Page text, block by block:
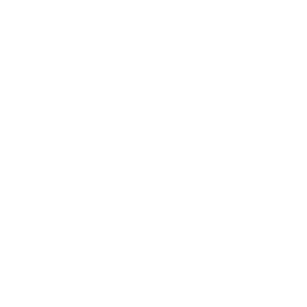
un front de mer animé et le célèbre festival de la
et de la Côte d'Azur permet également des excursions